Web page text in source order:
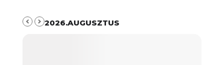
2026.AUGUSZTUS